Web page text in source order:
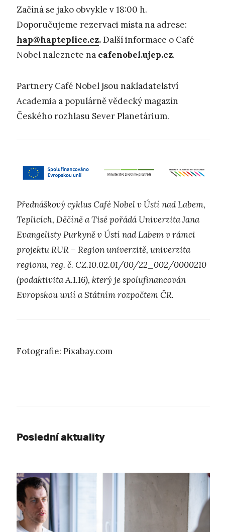
Začíná se jako obvykle v 18:00 h.
Doporučujeme rezervaci místa na adrese:
hap@hapteplice.cz.Další informace o Café
Nobel naleznete na cafenobel.ujep.cz.
Partnery Café Nobel jsou nakladatelství
Academia a populárně vědecký magazín
Českého rozhlasu Sever Planetárium.
Přednáškový cyklus Café Nobel v Ústí nad Labem,
Teplicích, Děčíně a Tisé pořádá Univerzita Jana
Evangelisty Purkyně v Ústí nad Labem v rámci
projektu RUR – Region univerzitě, univerzita
regionu, reg. č. CZ.10.02.01/00/22_002/0000210
(podaktivita A.1.16), který je spolufinancován
Evropskou unií a Státním rozpočtem ČR.
Fotografie: Pixabay.com
Poslední aktuality